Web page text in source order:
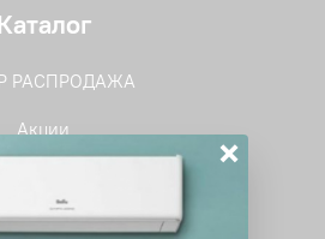
РАСПРОДАЖА
Акции
сплит системы
×